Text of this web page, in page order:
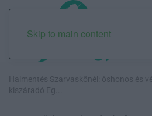
Skip to main content
Halmentés Szarvaskőnél: őshonos és
kiszáradó Eg...